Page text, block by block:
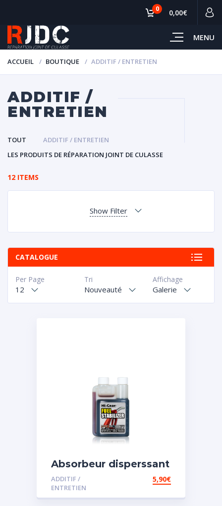
MENU
0 0,00€
ACCUEIL BOUTIQUE ADDITIF / ENTRETIEN
ADDITIF /
ENTRETIEN
TOUT
ADDITIF / ENTRETIEN
LES PRODUITS DE RÉPARATION JOINT DE CULASSE
12 ITEMS
Show Filter
CATALOGUE
Affichage
Galerie
Tri
Nouveauté
Per Page
12
Absorbeur disperssant
d’eau pour carburant
ADDITIF /
ENTRETIEN
5,90€